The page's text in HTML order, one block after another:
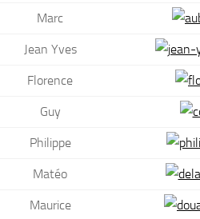
Marc
Jean Yves
Florence
Guy
Philippe
Matéo
Maurice